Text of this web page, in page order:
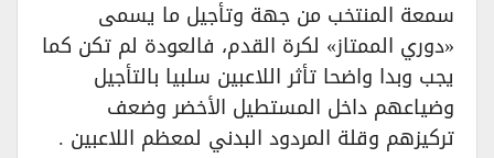
سمعة المنتخب من جهة وتأجيل ما يسمى
«دوري الممتاز» لكرة القدم، فالعودة لم تكن كما
يجب وبدا واضحا تأثر اللاعبين سلبيا بالتأجيل
وضياعهم داخل المستطيل الأخضر وضعف
تركيزهم وقلة المردود البدني لمعظم اللاعبين .